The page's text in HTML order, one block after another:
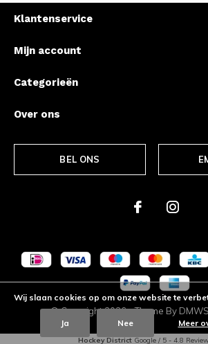
Klantenservice
Mijn account
Categorieën
Over ons
BEL ONS
© Copyright2026- Theme By DMWS
Hockey DistrictGoogle / 5 - 4.8
Wij slaan cookies op om onze website te
Ja Nee Meer